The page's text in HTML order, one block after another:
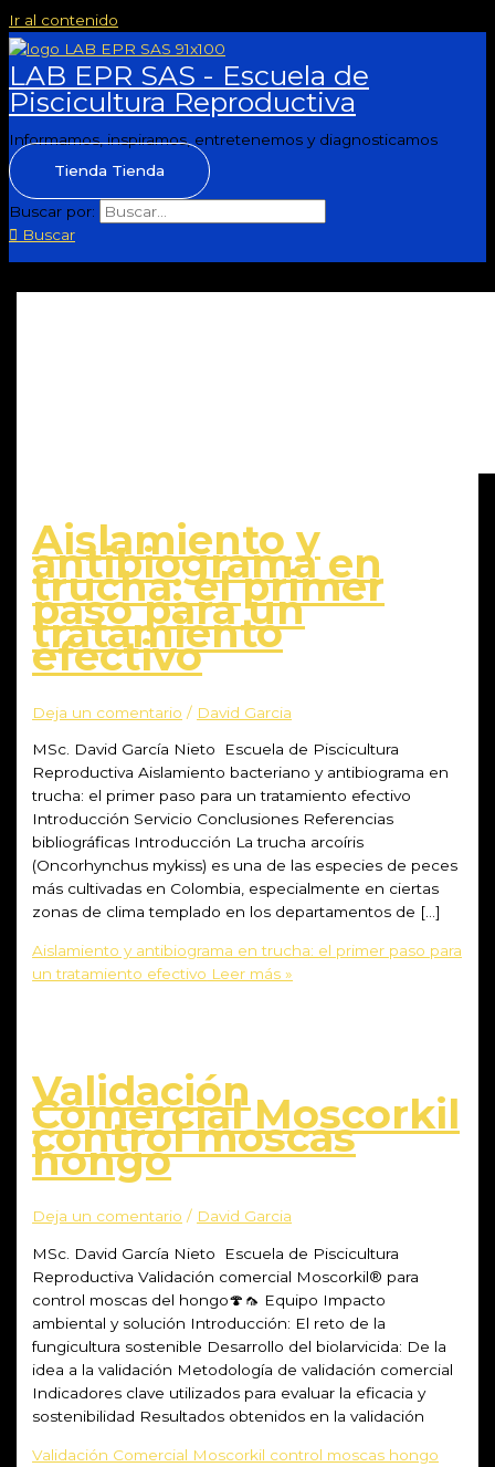
Ir al contenido
LAB EPR SAS - Escuela de
Piscicultura Reproductiva
Informamos, inspiramos, entretenemos y diagnosticamos
Tienda Tienda
Buscar por:
Buscar
Aislamiento y
antibiograma en
trucha: el primer
paso para un
tratamiento
efectivo
Deja un comentario / David Garcia
MSc. David García Nieto Escuela de Piscicultura
Reproductiva Aislamiento bacteriano y antibiograma en
trucha: el primer paso para un tratamiento efectivo
Introducción Servicio Conclusiones Referencias
bibliográficas Introducción La trucha arcoíris
(Oncorhynchus mykiss) es una de las especies de peces
más cultivadas en Colombia, especialmente en ciertas
zonas de clima templado en los departamentos de […]
Aislamiento y antibiograma en trucha: el primer paso para
un tratamiento efectivo Leer más »
Validación
Comercial Moscorkil
control moscas
hongo
Deja un comentario / David Garcia
MSc. David García Nieto Escuela de Piscicultura
Reproductiva Validación comercial Moscorkil® para
control moscas del hongo🍄🦟 Equipo Impacto
ambiental y solución Introducción: El reto de la
fungicultura sostenible Desarrollo del biolarvicida: De la
idea a la validación Metodología de validación comercial
Indicadores clave utilizados para evaluar la eficacia y
sostenibilidad Resultados obtenidos en la validación
Validación Comercial Moscorkil control moscas hongo